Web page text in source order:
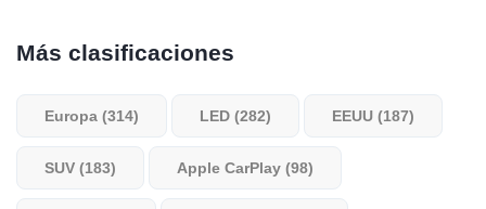
Más clasificaciones
Europa (314) LED (282) EEUU (187)
SUV (183) Apple CarPlay (98)